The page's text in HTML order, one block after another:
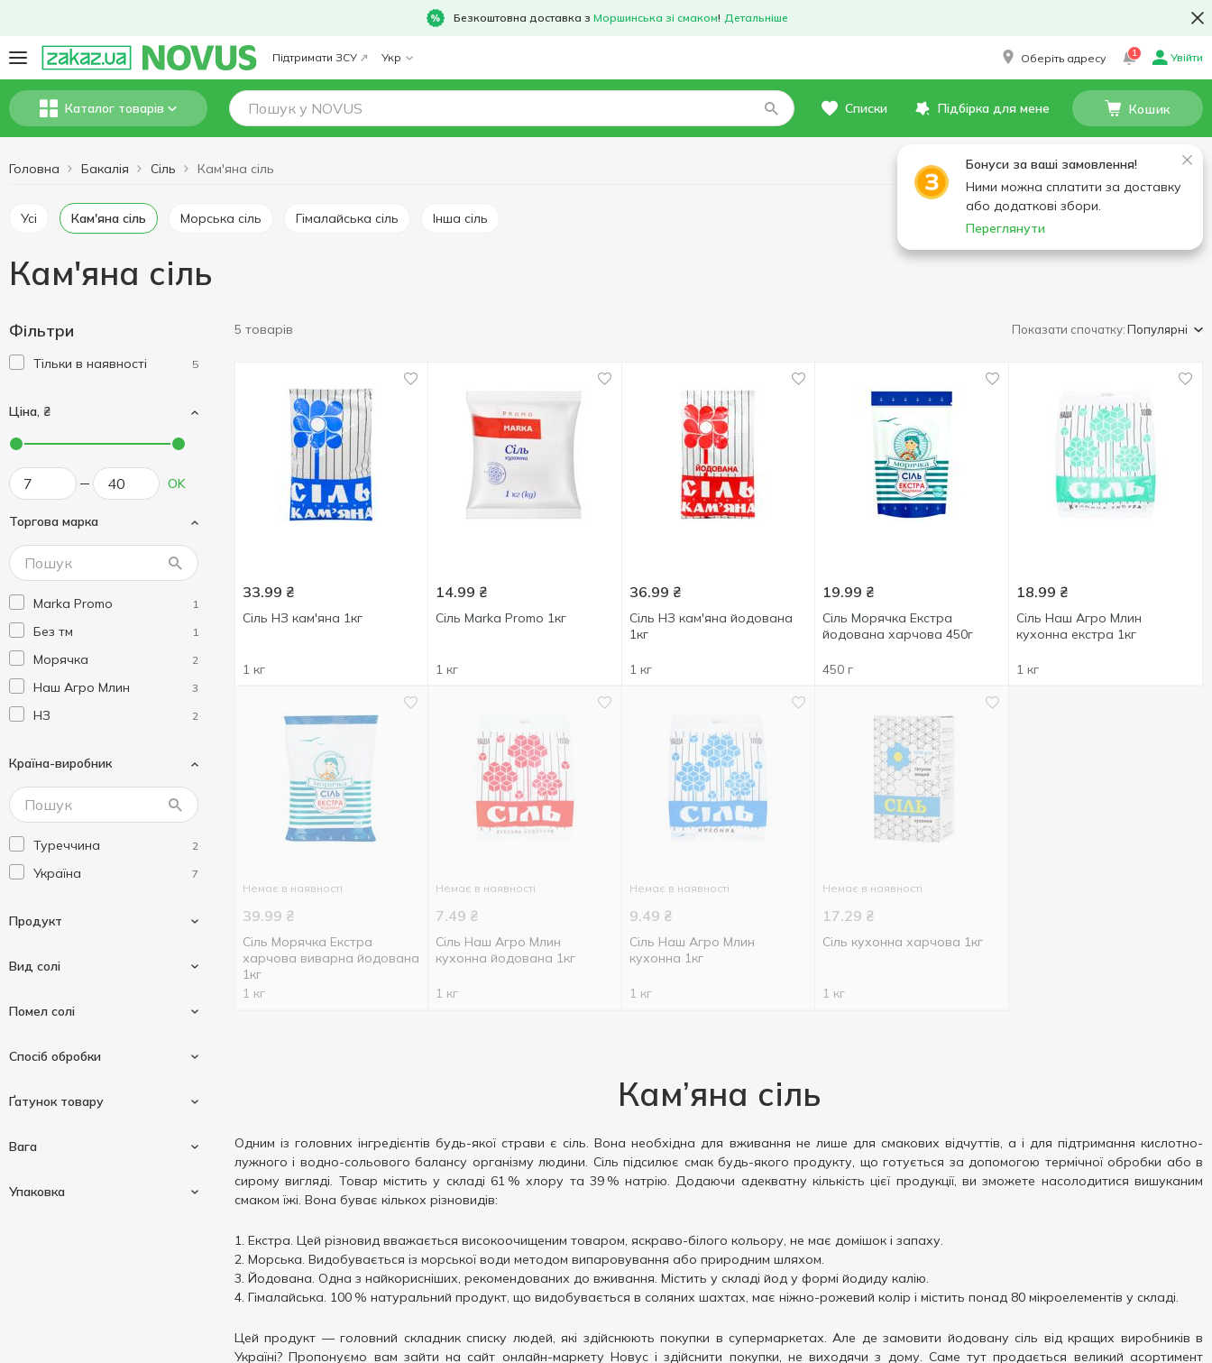
Безкоштовна доставка з Моршинська зі смаком! Детальніше
Підтримати ЗСУ Укр Оберіть адресу 1 Увійти
Каталог товарів Списки Підбірка для мене Кошик
Бонуси за ваші замовлення!
Ними можна сплатити за доставку
або додаткові збори.
Переглянути
Головна Бакалія Сіль Кам'яна сіль
Усі Кам'яна сіль Морська сіль Гімалайська сіль Інша сіль
Кам'яна сіль
Фільтри
Тільки в наявності 5
Ціна, ₴
OK
Торгова марка
Marka Promo 1
Без тм 1
Морячка 2
Наш Агро Млин 3
НЗ 2
Країна-виробник
Туреччина 2
Україна 7
Продукт
Сіль харчова
Вид солі
Кам'яна сіль
Помел солі
Спосіб обробки
Ґатунок товару
Вага
Упаковка
5 товарів Показати спочатку:Популярні
33.99 ₴
Сіль НЗ кам'яна 1кг
1 кг
14.99 ₴
Сіль Marka Promo 1кг
1 кг
36.99 ₴
Сіль НЗ кам'яна йодована
1кг
1 кг
19.99 ₴
Сіль Морячка Екстра
йодована харчова 450г
450 г
18.99 ₴
Сіль Наш Агро Млин
кухонна екстра 1кг
1 кг
Немає в наявності
39.99 ₴
Сіль Морячка Екстра
харчова виварна йодована
1кг
1 кг
Немає в наявності
7.49 ₴
Сіль Наш Агро Млин
кухонна йодована 1кг
1 кг
Немає в наявності
9.49 ₴
Сіль Наш Агро Млин
кухонна 1кг
1 кг
Немає в наявності
17.29 ₴
Сіль кухонна харчова 1кг
1 кг
Кам’яна сіль
Одним із головних інгредієнтів будь-якої страви є сіль. Вона необхідна для вживання не лише для смакових відчуттів, а і для підтримання кислотно-
лужного і водно-сольового балансу організму людини. Сіль підсилює смак будь-якого продукту, що готується за допомогою термічної обробки або в
сирому вигляді. Товар містить у складі 61 % хлору та 39 % натрію. Додаючи адекватну кількість цієї продукції, ви зможете насолодитися вишуканим
смаком їжі. Вона буває кількох різновидів:
Екстра. Цей різновид вважається високоочищеним товаром, яскраво-білого кольору, не має домішок і запаху.
Морська. Видобувається із морської води методом випаровування або природним шляхом.
Йодована. Одна з найкорисніших, рекомендованих до вживання. Містить у складі йод у формі йодиду калію.
Гімалайська. 100 % натуральний продукт, що видобувається в соляних шахтах, має ніжно-рожевий колір і містить понад 80 мікроелементів у складі.
Цей продукт — головний складник списку людей, які здійснюють покупки в супермаркетах. Але де замовити йодовану сіль від кращих виробників в
Україні? Пропонуємо вам зайти на сайт онлайн-маркету Новус і здійснити покупки, не виходячи з дому. Саме тут продається великий асортимент